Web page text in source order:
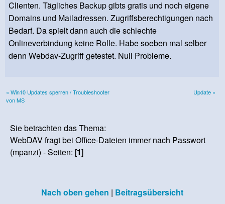
Clienten. Tägliches Backup gibts gratis und noch eigene
Domains und Mailadressen. Zugriffsberechtigungen nach
Bedarf. Da spielt dann auch die schlechte
Onlineverbindung keine Rolle. Habe soeben mal selber
denn Webdav-Zugriff getestet. Null Probleme.
« Win10 Updates sperren / Troubleshooter
von MS
Update »
Sie betrachten das Thema:
WebDAV fragt bei Office-Dateien immer nach Passwort
(mpanzi) - Seiten: [1]
Nach oben gehen | Beitragsübersicht